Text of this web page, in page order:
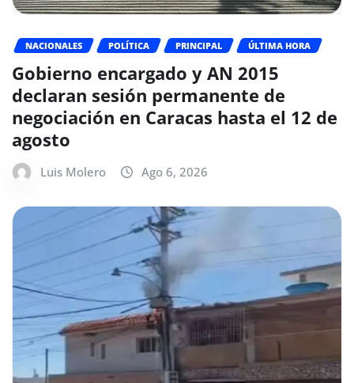
NACIONALES POLÍTICA PRINCIPAL ÚLTIMA HORA
Gobierno encargado y AN 2015
declaran sesión permanente de
negociación en Caracas hasta el 12 de
agosto
Luis Molero Ago 6, 2026